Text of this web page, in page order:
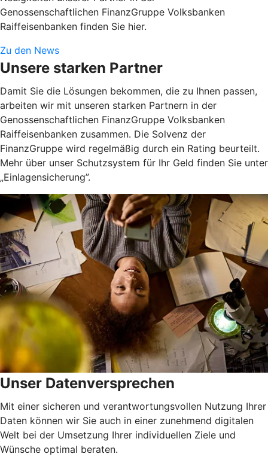
Genossenschaftlichen FinanzGruppe Volksbanken
Raiffeisenbanken finden Sie hier.
Zu den News
Unsere starken Partner
Damit Sie die Lösungen bekommen, die zu Ihnen passen,
arbeiten wir mit unseren starken Partnern in der
Genossenschaftlichen FinanzGruppe Volksbanken
Raiffeisenbanken zusammen. Die Solvenz der
FinanzGruppe wird regelmäßig durch ein Rating beurteilt.
Mehr über unser Schutzsystem für Ihr Geld finden Sie unter
„Einlagensicherung”.
Unser Datenversprechen
Mit einer sicheren und verantwortungsvollen Nutzung Ihrer
Daten können wir Sie auch in einer zunehmend digitalen
Welt bei der Umsetzung Ihrer individuellen Ziele und
Wünsche optimal beraten.